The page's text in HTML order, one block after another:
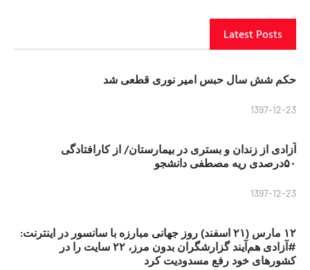
Latest Posts
حکم شش سال حبس امیر نوری قطعی شد
1397-12-23
آزادی از زندان و بستری در بیمارستان/ از کارافتادگی
۵۰درصدی ریه مصطفی دانشجو
1397-12-23
۱۲ مارس (۲۱ اسفند) روز جهانی مبارزه با سانسور در اینترنت:
#آزادی هم‌آیند گزارشگران‌ بدون مرز، ۲۲ سایت را در
کشورهای خود رفع مسدودیت کرد